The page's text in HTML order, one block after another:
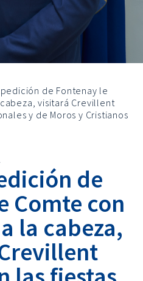
de Fontenay le
visitará Crevillent
y de Moros y Cristianos
de
Comte con
la cabeza,